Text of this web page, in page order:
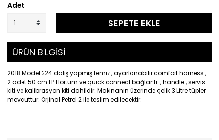
Adet
SEPETE EKLE
ÜRÜN BİLGİSİ
2018 Model 224 dalış yapmış temiz , ayarlanabilir comfort harness ,
2 adet 50 cm LP Hortum ve quick connect bağlantı , handle , servis
kiti ve kalibrasyon kiti dahildir. Makinanın üzerinde çelik 3 Litre tüpler
mevcuttur. Orjinal Petrel 2 ile teslim edilecektir.